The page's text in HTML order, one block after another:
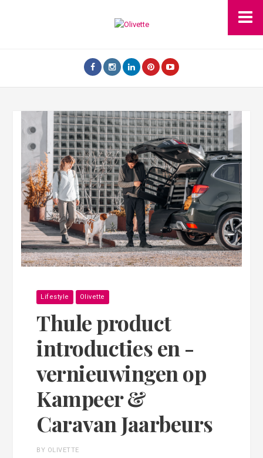
Lifestyle Olivette
Thule product
introducties en -
vernieuwingen op
Kampeer &
Caravan Jaarbeurs
BY OLIVETTE